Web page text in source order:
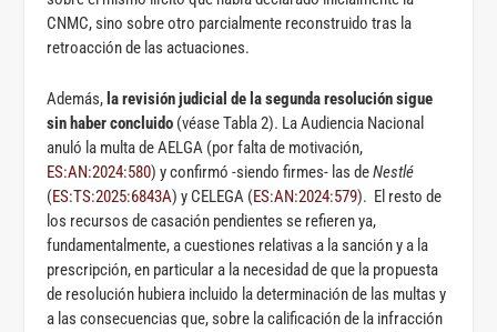
CNMC, sino sobre otro parcialmente reconstruido tras la
retroacción de las actuaciones.
Además, la revisión judicial de la segunda resolución sigue
sin haber concluido (véase Tabla 2). La Audiencia Nacional
anuló la multa de AELGA (por falta de motivación,
ES:AN:2024:580) y confirmó -siendo firmes- las deNestlé
(ES:TS:2025:6843A) y CELEGA (ES:AN:2024:579). El resto de
los recursos de casación pendientes se refieren ya,
fundamentalmente, a cuestiones relativas a la sanción y a la
prescripción, en particular a la necesidad de que la propuesta
de resolución hubiera incluido la determinación de las multas y
a las consecuencias que, sobre la calificación de la infracción